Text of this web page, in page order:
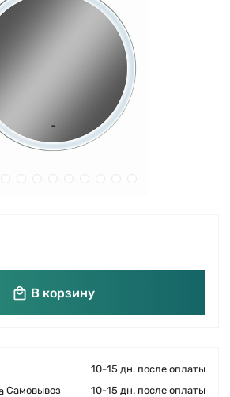
В корзину
10-15 дн. после оплаты
Самовывоз
10-15 дн. после оплаты